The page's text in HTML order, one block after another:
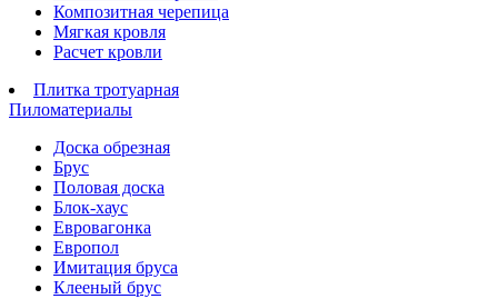
Композитная черепица
Мягкая кровля
Расчет кровли
Плитка тротуарная
Пиломатериалы
Доска обрезная
Брус
Половая доска
Блок-хаус
Евровагонка
Европол
Имитация бруса
Клееный брус